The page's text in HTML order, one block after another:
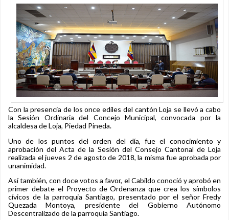
Con la presencia de los once ediles del cantón Loja se llevó a cabo
la Sesión Ordinaria del Concejo Municipal, convocada por la
alcaldesa de Loja, Piedad Pineda.
Uno de los puntos del orden del día, fue el conocimiento y
aprobación del Acta de la Sesión del Consejo Cantonal de Loja
realizada el jueves 2 de agosto de 2018, la misma fue aprobada por
unanimidad.
Así también, con doce votos a favor, el Cabildo conoció y aprobó en
primer debate el Proyecto de Ordenanza que crea los símbolos
cívicos de la parroquia Santiago, presentado por el señor Fredy
Quezada Montoya, presidente del Gobierno Autónomo
Descentralizado de la parroquia Santiago.